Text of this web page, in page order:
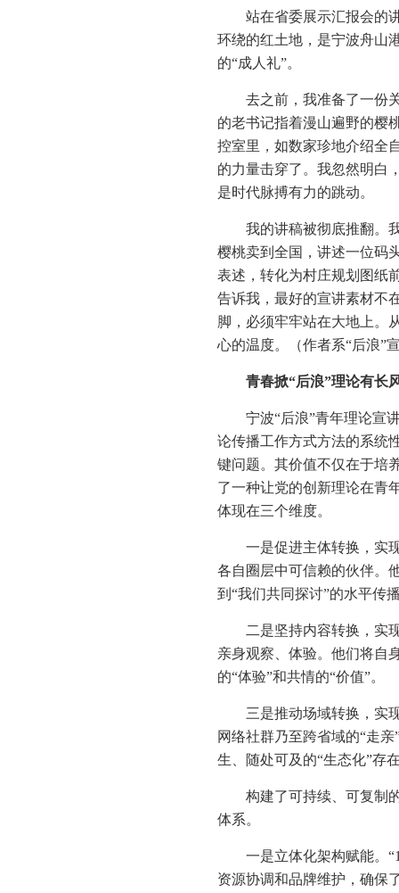
站在省委展示汇报会的
环绕的红土地，是宁波舟山
的“成人礼”。
去之前，我准备了一份
的老书记指着漫山遍野的樱
控室里，如数家珍地介绍全
的力量击穿了。我忽然明白
是时代脉搏有力的跳动。
我的讲稿被彻底推翻。
樱桃卖到全国，讲述一位码
表述，转化为村庄规划图纸
告诉我，最好的宣讲素材不
脚，必须牢牢站在大地上。
心的温度。（作者系“后浪”
青春掀“后浪”理论有长
宁波“后浪”青年理论宣
论传播工作方式方法的系统
键问题。其价值不仅在于培
了一种让党的创新理论在青
体现在三个维度。
一是促进主体转换，实
各自圈层中可信赖的伙伴。
到“我们共同探讨”的水平传
二是坚持内容转换，实
亲身观察、体验。他们将自
的“体验”和共情的“价值”。
三是推动场域转换，实
网络社群乃至跨省域的“走
生、随处可及的“生态化”存
构建了可持续、可复制
体系。
一是立体化架构赋能。
资源协调和品牌维护，确保